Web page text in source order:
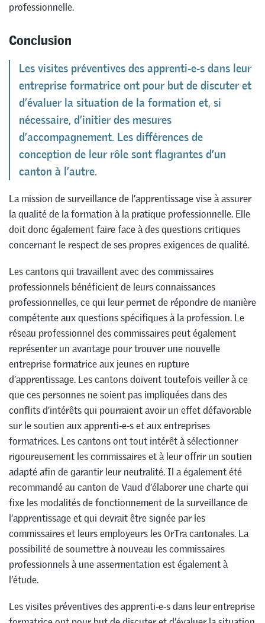
professionnelle.
Conclusion
Les visites préventives des apprenti-e-s dans leur
entreprise formatrice ont pour but de discuter et
d’évaluer la situation de la formation et, si
nécessaire, d’initier des mesures
d’accompagnement. Les différences de
conception de leur rôle sont flagrantes d’un
canton à l’autre.
La mission de surveillance de l’apprentissage vise à assurer
la qualité de la formation à la pratique professionnelle. Elle
doit donc également faire face à des questions critiques
concernant le respect de ses propres exigences de qualité.
Les cantons qui travaillent avec des commissaires
professionnels bénéficient de leurs connaissances
professionnelles, ce qui leur permet de répondre de manière
compétente aux questions spécifiques à la profession. Le
réseau professionnel des commissaires peut également
représenter un avantage pour trouver une nouvelle
entreprise formatrice aux jeunes en rupture
d’apprentissage. Les cantons doivent toutefois veiller à ce
que ces personnes ne soient pas impliquées dans des
conflits d’intérêts qui pourraient avoir un effet défavorable
sur le soutien aux apprenti-e-s et aux entreprises
formatrices. Les cantons ont tout intérêt à sélectionner
rigoureusement les commissaires et à leur offrir un soutien
adapté afin de garantir leur neutralité. Il a également été
recommandé au canton de Vaud d’élaborer une charte qui
fixe les modalités de fonctionnement de la surveillance de
l’apprentissage et qui devrait être signée par les
commissaires et leurs employeurs les OrTra cantonales. La
possibilité de soumettre à nouveau les commissaires
professionnels à une assermentation est également à
l’étude.
Les visites préventives des apprenti-e-s dans leur entreprise